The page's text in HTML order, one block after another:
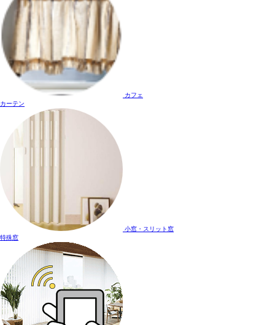
カフェ
カーテン
小窓・スリット窓
特殊窓